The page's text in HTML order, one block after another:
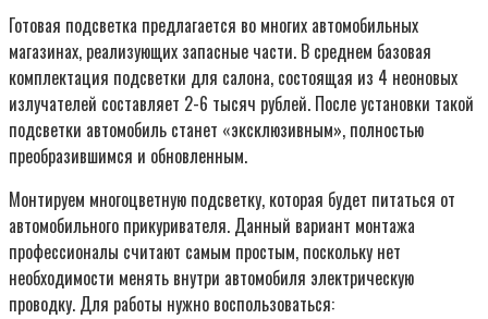
Готовая подсветка предлагается во многих автомобильных
магазинах, реализующих запасные части. В среднем базовая
комплектация подсветки для салона, состоящая из 4 неоновых
излучателей составляет 2-6 тысяч рублей. После установки такой
подсветки автомобиль станет «эксклюзивным», полностью
преобразившимся и обновленным.
Монтируем многоцветную подсветку, которая будет питаться от
автомобильного прикуривателя. Данный вариант монтажа
профессионалы считают самым простым, поскольку нет
необходимости менять внутри автомобиля электрическую
проводку. Для работы нужно воспользоваться: